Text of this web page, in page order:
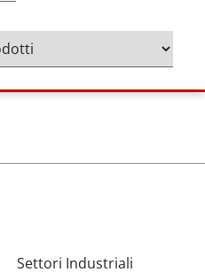
Main navigation
Settori Industriali